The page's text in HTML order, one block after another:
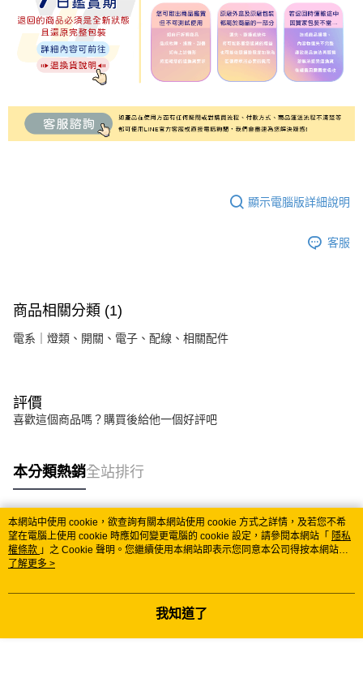
顯示電腦版詳細說明
客服
商品相關分類 (1)
電系｜燈類、開關、電子、配線、相關配件
評價
喜歡這個商品嗎？購買後給他一個好評吧
本分類熱銷全站排行
熱門標籤
本網站中使用 cookie，欲查詢有關本網站使用 cookie 方式之詳情，及若您不希
望在電腦上使用 cookie 時應如何變更電腦的 cookie 設定，請參閱本網站「 隱私
權條款 」之 Cookie 聲明。您繼續使用本網站即表示您同意本公司得按本網站使
用條款之 Cookie 聲明使用 cookie。
了解更多 >
我知道了